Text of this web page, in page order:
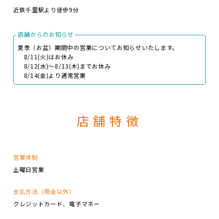
近鉄千里駅より徒歩9分
店舗からのお知らせ
夏季（お盆）期間中の営業についてお知らせいたします。
8/11(火)はお休み
8/12(水)～8/13(木)までお休み
8/14(金)より通常営業
店舗特徴
営業体制
土曜日営業
支払方法（現金以外）
クレジットカード
電子マネー